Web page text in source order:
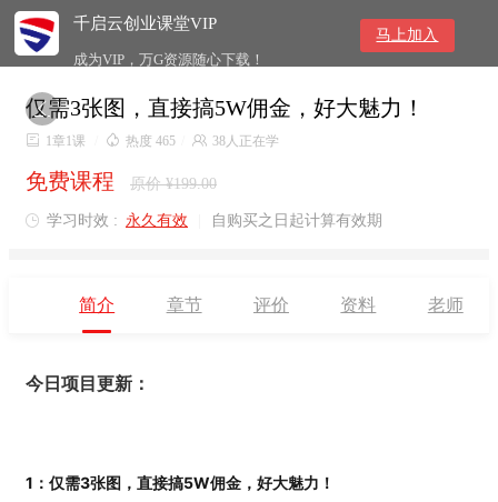
千启云创业课堂VIP
成为VIP，万G资源随心下载！
马上加入

仅需3张图，直接搞5W佣金，好大魅力！
 1章1课  热度 465  38人正在学
免费课程 原价 ¥199.00
 学习时效 : 永久有效 自购买之日起计算有效期
简介 章节 评价 资料 老师
今日项目更新：
1： 仅需3张图，直接搞5W佣金，好大魅力！